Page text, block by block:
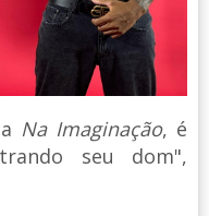
Na Imaginação, é
seu dom",